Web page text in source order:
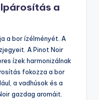
a
a bor ízélményét. A
A Pinot Noir
ízek harmonizálnak
fokozza a bor
a vadhúsok és a
gazdag aromáit.